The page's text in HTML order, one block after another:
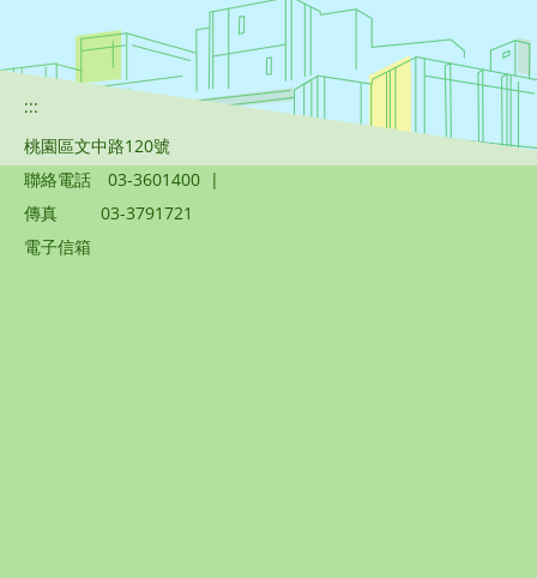
:::
桃園區文中路120號
聯絡電話
03-3601400 |
傳真
03-3791721
電子信箱